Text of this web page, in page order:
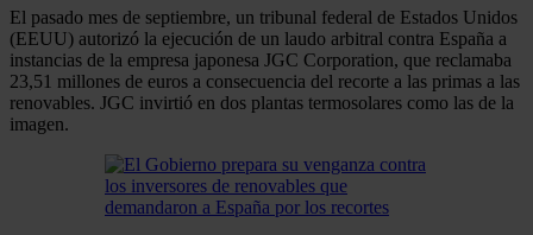
El pasado mes de septiembre, un tribunal federal de Estados Unidos
(EEUU) autorizó la ejecución de un laudo arbitral contra España a
instancias de la empresa japonesa JGC Corporation, que reclamaba
23,51 millones de euros a consecuencia del recorte a las primas a las
renovables. JGC invirtió en dos plantas termosolares como las de la
imagen.